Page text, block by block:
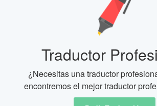
Traductor
¿Necesitas una traductor
encontremos el mejor traductor